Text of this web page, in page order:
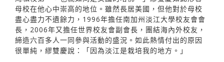
母校在他心中崇高的地位。雖然長居美國，但他對於母校
盡心盡力不遺餘力，1996年擔任南加州淡江大學校友會會
長，2006年又擔任世界校友會副會長，團結海內外校友，
締造六百多人一同參與活動的盛況。如此熱情付出的原因
很單純，繆雙慶說：「因為淡江是栽培我的地方。」